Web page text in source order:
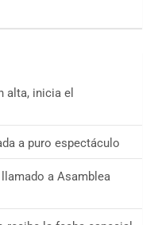
alta, inicia el
a puro espectáculo
a Asamblea